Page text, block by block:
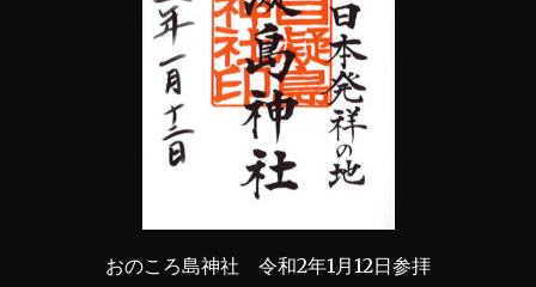
おのころ島神社 令和2年1月12日参拝